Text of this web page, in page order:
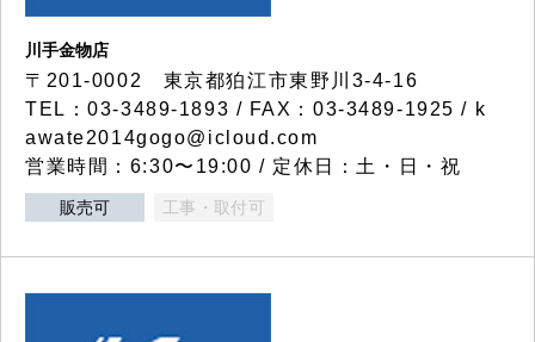
川手金物店
〒201-0002 東京都狛江市東野川3-4-16
TEL：03-3489-1893 / FAX：03-3489-1925 / k
awate2014gogo@icloud.com
営業時間：6:30〜19:00 / 定休日：土・日・祝
販売可 工事・取付可